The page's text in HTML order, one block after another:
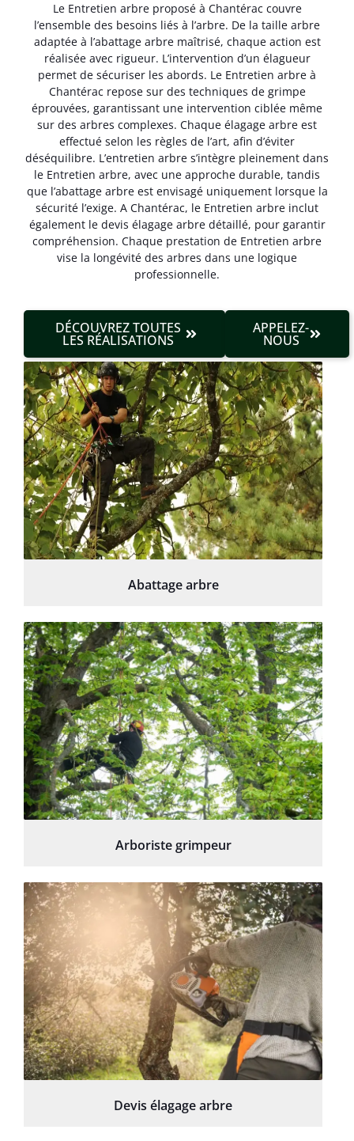
Le Entretien arbre proposé à Chantérac couvre
l’ensemble des besoins liés à l’arbre. De la taille arbre
adaptée à l’abattage arbre maîtrisé, chaque action est
réalisée avec rigueur. L’intervention d’un élagueur
permet de sécuriser les abords. Le Entretien arbre à
Chantérac repose sur des techniques de grimpe
éprouvées, garantissant une intervention ciblée même
sur des arbres complexes. Chaque élagage arbre est
effectué selon les règles de l’art, afin d’éviter
déséquilibre. L’entretien arbre s’intègre pleinement dans
le Entretien arbre, avec une approche durable, tandis
que l’abattage arbre est envisagé uniquement lorsque la
sécurité l’exige. A Chantérac, le Entretien arbre inclut
également le devis élagage arbre détaillé, pour garantir
compréhension. Chaque prestation de Entretien arbre
vise la longévité des arbres dans une logique
professionnelle.
DÉCOUVREZ TOUTES
LES RÉALISATIONS
APPELEZ-
NOUS
Abattage arbre
Arboriste grimpeur
Devis élagage arbre